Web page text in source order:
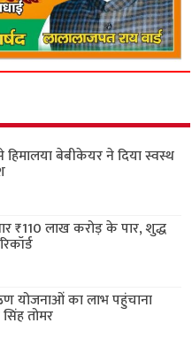
हिमालया बेबीकेयर ने दिया स्वस्थ
₹110 लाख करोड़ के पार, शुद्ध
योजनाओं का लाभ पहुंचाना
तोमर